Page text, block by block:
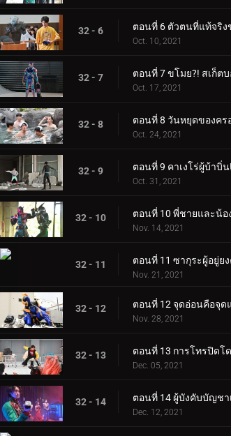
32 - 6 ตอนที่ 6 ตัวตนที่แท้จริง
Oct. 10, 2021
32 - 7 ตอนที่ 7 ขโมย?! สเก็ต
Oct. 17, 2021
32 - 8 ตอนที่ 8 วันหยุดของคร
Oct. 24, 2021
32 - 9 ตอนที่ 9 คาเงโร่ผู้บ้าบิ่
Oct. 31, 2021
32 - 10 ตอนที่ 10 พี่ชายและน้อ
Nov. 14, 2021
32 - 11 ตอนที่ 11 ซากุระผู้อยู่ย
Nov. 21, 2021
32 - 12 ตอนที่ 12 จุดอ่อนคือจุ
Nov. 28, 2021
32 - 13 ตอนที่ 13 การโทรปิดโด
Dec. 05, 2021
32 - 14 ตอนที่ 14 ผู้บังคับบัญชา
Dec. 12, 2021